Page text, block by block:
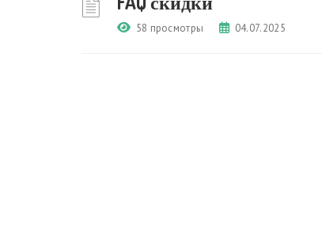
58 просмотры 04.07.2025